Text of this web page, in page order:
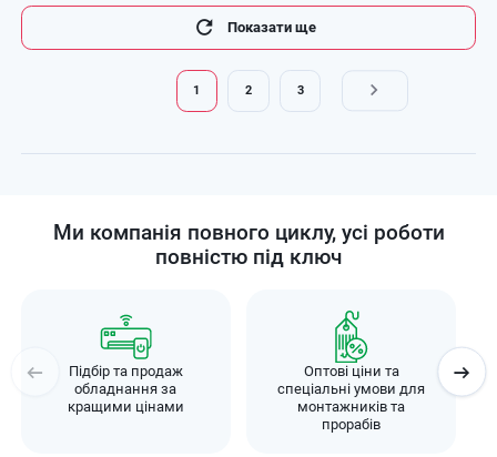
Розбивка
на
Показати ще
Поточна
сторінка
1 Page
2 Page
3
Ми компанія повного циклу, усі роботи
повністю під ключ
Підбір та продаж
обладнання за
кращими цінами
Оптові ціни та
спеціальні умови для
монтажників та
прорабів